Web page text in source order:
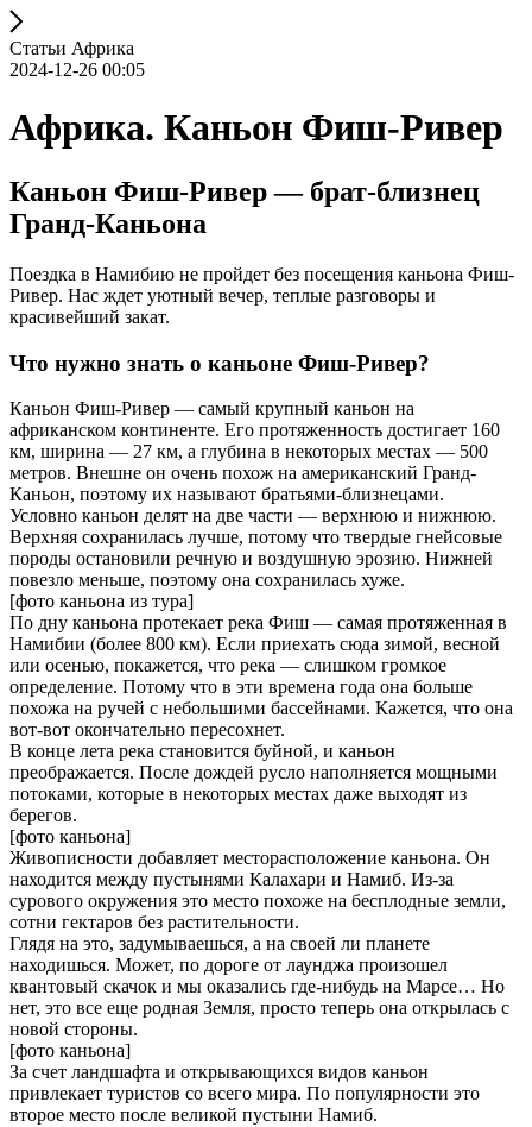
Статьи Африка
2024-12-26 00:05
Африка. Каньон Фиш-Ривер
Каньон Фиш-Ривер — брат-близнец
Гранд-Каньона
Поездка в Намибию не пройдет без посещения каньона Фиш-
Ривер. Нас ждет уютный вечер, теплые разговоры и
красивейший закат.
Что нужно знать о каньоне Фиш-Ривер?
Каньон Фиш-Ривер — самый крупный каньон на
африканском континенте. Его протяженность достигает 160
км, ширина — 27 км, а глубина в некоторых местах — 500
метров. Внешне он очень похож на американский Гранд-
Каньон, поэтому их называют братьями-близнецами.
Условно каньон делят на две части — верхнюю и нижнюю.
Верхняя сохранилась лучше, потому что твердые гнейсовые
породы остановили речную и воздушную эрозию. Нижней
повезло меньше, поэтому она сохранилась хуже.
[фото каньона из тура]
По дну каньона протекает река Фиш — самая протяженная в
Намибии (более 800 км). Если приехать сюда зимой, весной
или осенью, покажется, что река — слишком громкое
определение. Потому что в эти времена года она больше
похожа на ручей с небольшими бассейнами. Кажется, что она
вот-вот окончательно пересохнет.
В конце лета река становится буйной, и каньон
преображается. После дождей русло наполняется мощными
потоками, которые в некоторых местах даже выходят из
берегов.
[фото каньона]
Живописности добавляет месторасположение каньона. Он
находится между пустынями Калахари и Намиб. Из-за
сурового окружения это место похоже на бесплодные земли,
сотни гектаров без растительности.
Глядя на это, задумываешься, а на своей ли планете
находишься. Может, по дороге от лаунджа произошел
квантовый скачок и мы оказались где-нибудь на Марсе… Но
нет, это все еще родная Земля, просто теперь она открылась с
новой стороны.
[фото каньона]
За счет ландшафта и открывающихся видов каньон
привлекает туристов со всего мира. По популярности это
второе место после великой пустыни Намиб.